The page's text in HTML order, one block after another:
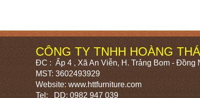
CÔNG TY TNHH HOÀNG
ĐC : Ấp 4 , Xã An Viễn, H. Trảng Bom - Đồng
MST: 3602493929
Website: www.httfurniture.com
Tel: DD: 0982 947 039